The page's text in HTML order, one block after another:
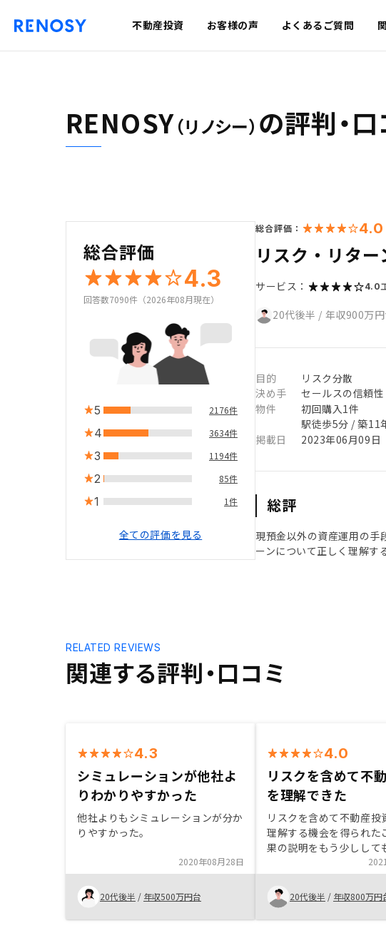
不動産投資 お客様の声 よくあるご質問
RENOSY（リノシー） の評判・口
総合評価
4.3
回答数7090件（2026年08月現在）
5 2176件
4 3634件
3 1194件
2 85件
1 1件
全ての評価を見る
総合評価： 4.0
リスク・リタ
サービス： 4.0
20代後半 / 年収900万
目的
リスク分散
決め手
セールスの信頼性
物件
初回購入1件
駅徒歩5分 / 築11
掲載日
2023年06月09日
総評
現預金以外の資産運用の手
ーンについて正しく理解す
関連する評判・口コミ
RELATED REVIEWS
4.3
シミュレーションが他社よ
りわかりやすかった
他社よりもシミュレーションが分か
りやすかった。
2020年08月28日
20代後半 / 年収500万円台
4.0
リスクを含めて不
を理解できた
リスクを含めて不動産投
理解する機会を得られた
果の説明をもう少しして
20代後半 / 年収800万円